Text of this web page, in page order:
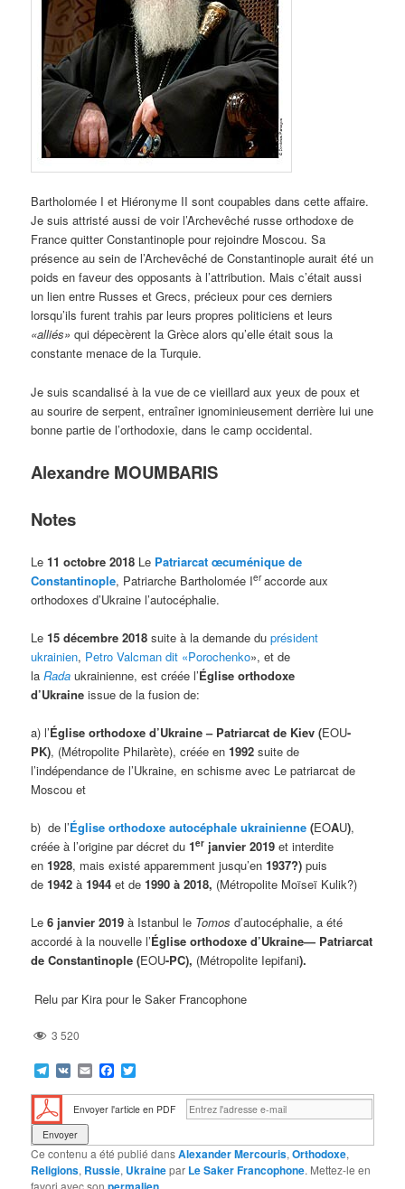
Bartholomée I et Hiéronyme II sont coupables dans cette affaire.
Je suis attristé aussi de voir l’Archevêché russe orthodoxe de
France quitter Constantinople pour rejoindre Moscou. Sa
présence au sein de l’Archevêché de Constantinople aurait été un
poids en faveur des opposants à l’attribution. Mais c’était aussi
un lien entre Russes et Grecs, précieux pour ces derniers
lorsqu’ils furent trahis par leurs propres politiciens et leurs
«alliés» qui dépecèrent la Grèce alors qu’elle était sous la
constante menace de la Turquie.
Je suis scandalisé à la vue de ce vieillard aux yeux de poux et
au sourire de serpent, entraîner ignominieusement derrière lui une
bonne partie de l’orthodoxie, dans le camp occidental.
Alexandre MOUMBARIS
Notes
Le11 octobre 2018 Le Patriarcat œcuménique de
Constantinople, Patriarche Bartholomée Ieraccorde aux
orthodoxes d’Ukraine l’autocéphalie.
Le 15 décembre 2018 suite à la demande duprésident
ukrainien, Petro Valcman dit «Porochenko», et de
laRada ukrainienne, est créée l’Église orthodoxe
d’Ukraine issue de la fusion de:
a) l’Église orthodoxe d’Ukraine – Patriarcat de Kiev (EOU-
PK), (Métropolite Philarète), créée en1992 suite de
l’indépendance de l’Ukraine, en schisme avec Le patriarcat de
Moscou et
b) de l’Église orthodoxe autocéphale ukrainienne (EOAU),
créée à l’origine par décret du1er janvier 2019 et interdite
en1928, mais existé apparemment jusqu’en1937?) puis
de1942à1944 et de1990 à 2018, (Métropolite Moïseï Kulik?)
Le6 janvier 2019 à Istanbul le Tomos d’autocéphalie, a été
accordé à la nouvelle l’Église orthodoxe d’Ukraine— Patriarcat
de Constantinople (EOU-PC), (Métropolite Iepifani).
Relu par Kira pour le Saker Francophone
3 520
Telegram
VK EmailFacebook
Envoyer l'article en PDF
Ce contenu a été publié dansAlexander Mercouris,Orthodoxe,
Religions, Russie, Ukrainepar Le Saker Francophone. Mettez-le en